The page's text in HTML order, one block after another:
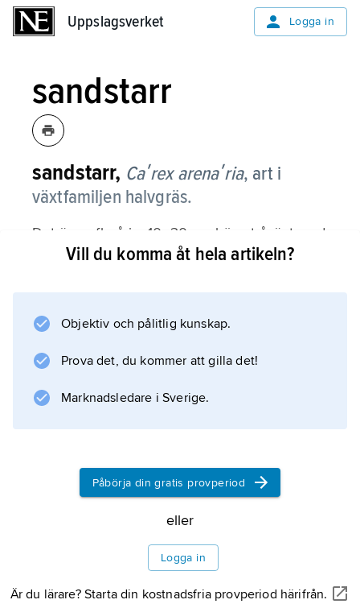
Uppslagsverket Logga in
sandstarr
sandstarr, Caʹrex arenaʹria, art i
växtfamiljen halvgräs.
Det är en flerårig, 10–30 cm hög stråväxt med
krypande jordstam, som kan bli flera meter
mm breda. Stråtoppen bär i maj–juli en 4–8
Vill du komma åt hela artikeln?
Objektiv och pålitlig kunskap.
Prova det, du kommer att gilla det!
Marknadsledare i Sverige.
Påbörja din gratis provperiod
eller
Logga in
Är du lärare? Starta din kostnadsfria provperiod härifrån.